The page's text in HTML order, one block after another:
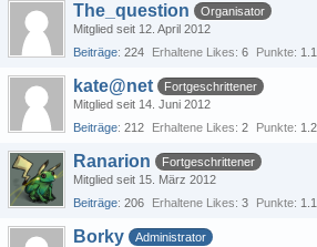
The_question
Organisator
Mitglied seit 12. April 2012
Beiträge 224 Erhaltene Likes 6 Punkte
kate@net
Fortgeschrittener
Mitglied seit 14. Juni 2012
Beiträge 212 Erhaltene Likes 2 Punkte
Ranarion
Fortgeschrittener
Mitglied seit 15. März 2012
Beiträge 206 Erhaltene Likes 3 Punkte
Borky
Administrator